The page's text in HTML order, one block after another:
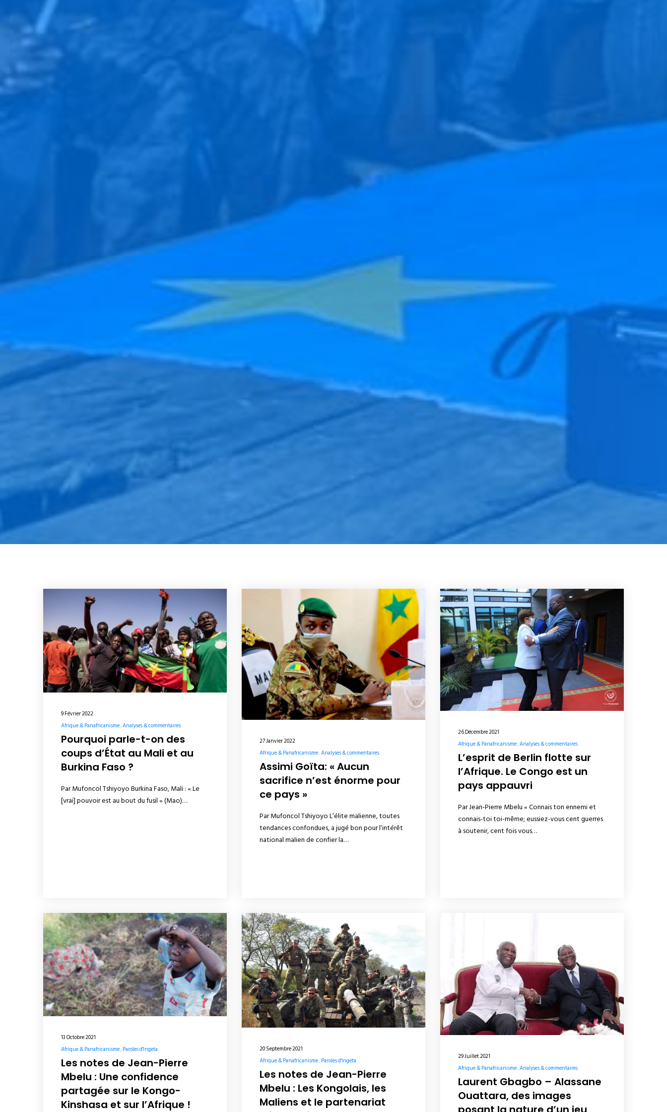
9 Février 2022
Afrique & Panafricanisme Analyses & commentaires
Pourquoi parle-t-on des
coups d’État au Mali et au
Burkina Faso ?
Par Mufoncol Tshiyoyo Burkina Faso, Mali : « Le
[vrai] pouvoir est au bout du fusil » (Mao)…
27 Janvier 2022
Afrique & Panafricanisme Analyses & commentaires
Assimi Goïta: « Aucun
sacrifice n’est énorme pour
ce pays »
Par Mufoncol Tshiyoyo L’élite malienne, toutes
tendances confondues, a jugé bon pour l’intérêt
national malien de confier la…
26 Décembre 2021
Afrique & Panafricanisme Analyses & commentaires
L’esprit de Berlin flotte sur
l’Afrique. Le Congo est un
pays appauvri
Par Jean-Pierre Mbelu « Connais ton ennemi et
connais-toi toi-même; eussiez-vous cent guerres
à soutenir, cent fois vous…
13 Octobre 2021
Afrique & Panafricanisme Paroles d'Ingeta
Les notes de Jean-Pierre
Mbelu : Une confidence
partagée sur le Kongo-
Kinshasa et sur l’Afrique !
20 Septembre 2021
Afrique & Panafricanisme Paroles d'Ingeta
Les notes de Jean-Pierre
Mbelu : Les Kongolais, les
Maliens et le partenariat
29 Juillet 2021
Afrique & Panafricanisme Analyses & commentaires
Laurent Gbagbo – Alassane
Ouattara, des images